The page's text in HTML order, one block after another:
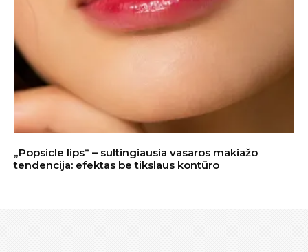
„Popsicle lips“ – sultingiausia vasaros makiažo
tendencija: efektas be tikslaus kontūro